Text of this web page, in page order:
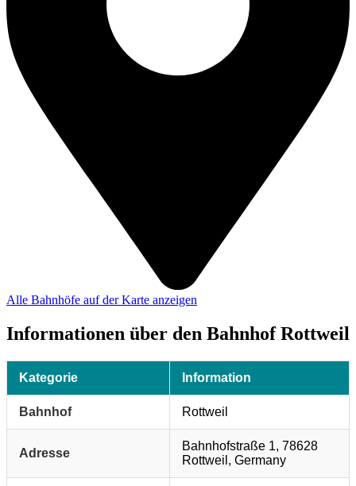
Alle Bahnhöfe auf der Karte anzeigen
Informationen über den Bahnhof Rottweil
Kategorie Information
Bahnhof Rottweil
Adresse
Bahnhofstraße 1, 78628
Rottweil, Germany